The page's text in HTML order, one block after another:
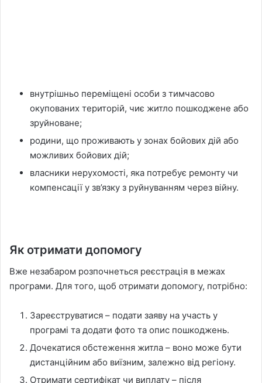
внутрішньо переміщені особи з тимчасово
окупованих територій, чиє житло пошкоджене або
зруйноване;
родини, що проживають у зонах бойових дій або
можливих бойових дій;
власники нерухомості, яка потребує ремонту чи
компенсації у зв’язку з руйнуванням через війну.
Як отримати допомогу
Вже незабаром розпочнеться реєстрація в межах
програми. Для того, щоб отримати допомогу, потрібно:
Зареєструватися – подати заяву на участь у
програмі та додати фото та опис пошкоджень.
Дочекатися обстеження житла – воно може бути
дистанційним або виїзним, залежно від регіону.
Отримати сертифікат чи виплату – після